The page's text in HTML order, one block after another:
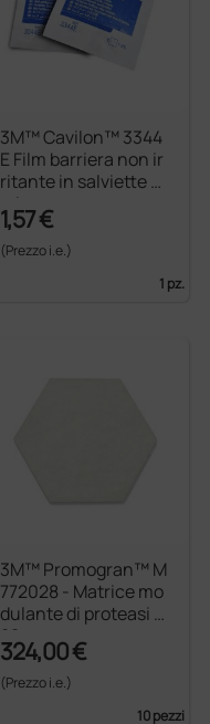
3M™ Cavilon™ 3344
E Film barriera non ir
ritante in salviette - 1
ml
1,57 €
(Prezzo i.e.)
1 pz.
3M™ Promogran™ M
772028 - Matrice mo
dulante di proteasi -
28 cmq
324,00 €
(Prezzo i.e.)
10 pezzi